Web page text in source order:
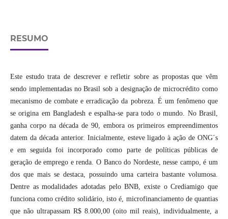
RESUMO
Este estudo trata de descrever e refletir sobre as propostas que vêm
sendo implementadas no Brasil sob a designação de microcrédito como
mecanismo de combate e erradicação da pobreza. É um fenômeno que
se origina em Bangladesh e espalha-se para todo o mundo. No Brasil,
ganha corpo na década de 90, embora os primeiros empreendimentos
datem da década anterior. Inicialmente, esteve ligado à ação de ONG´s
e em seguida foi incorporado como parte de políticas públicas de
geração de emprego e renda. O Banco do Nordeste, nesse campo, é um
dos que mais se destaca, possuindo uma carteira bastante volumosa.
Dentre as modalidades adotadas pelo BNB, existe o Crediamigo que
funciona como crédito solidário, isto é, microfinanciamento de quantias
que não ultrapassam R$ 8.000,00 (oito mil reais), individualmente, a